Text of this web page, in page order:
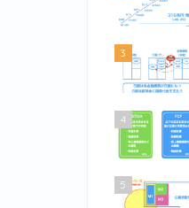
3
4
5